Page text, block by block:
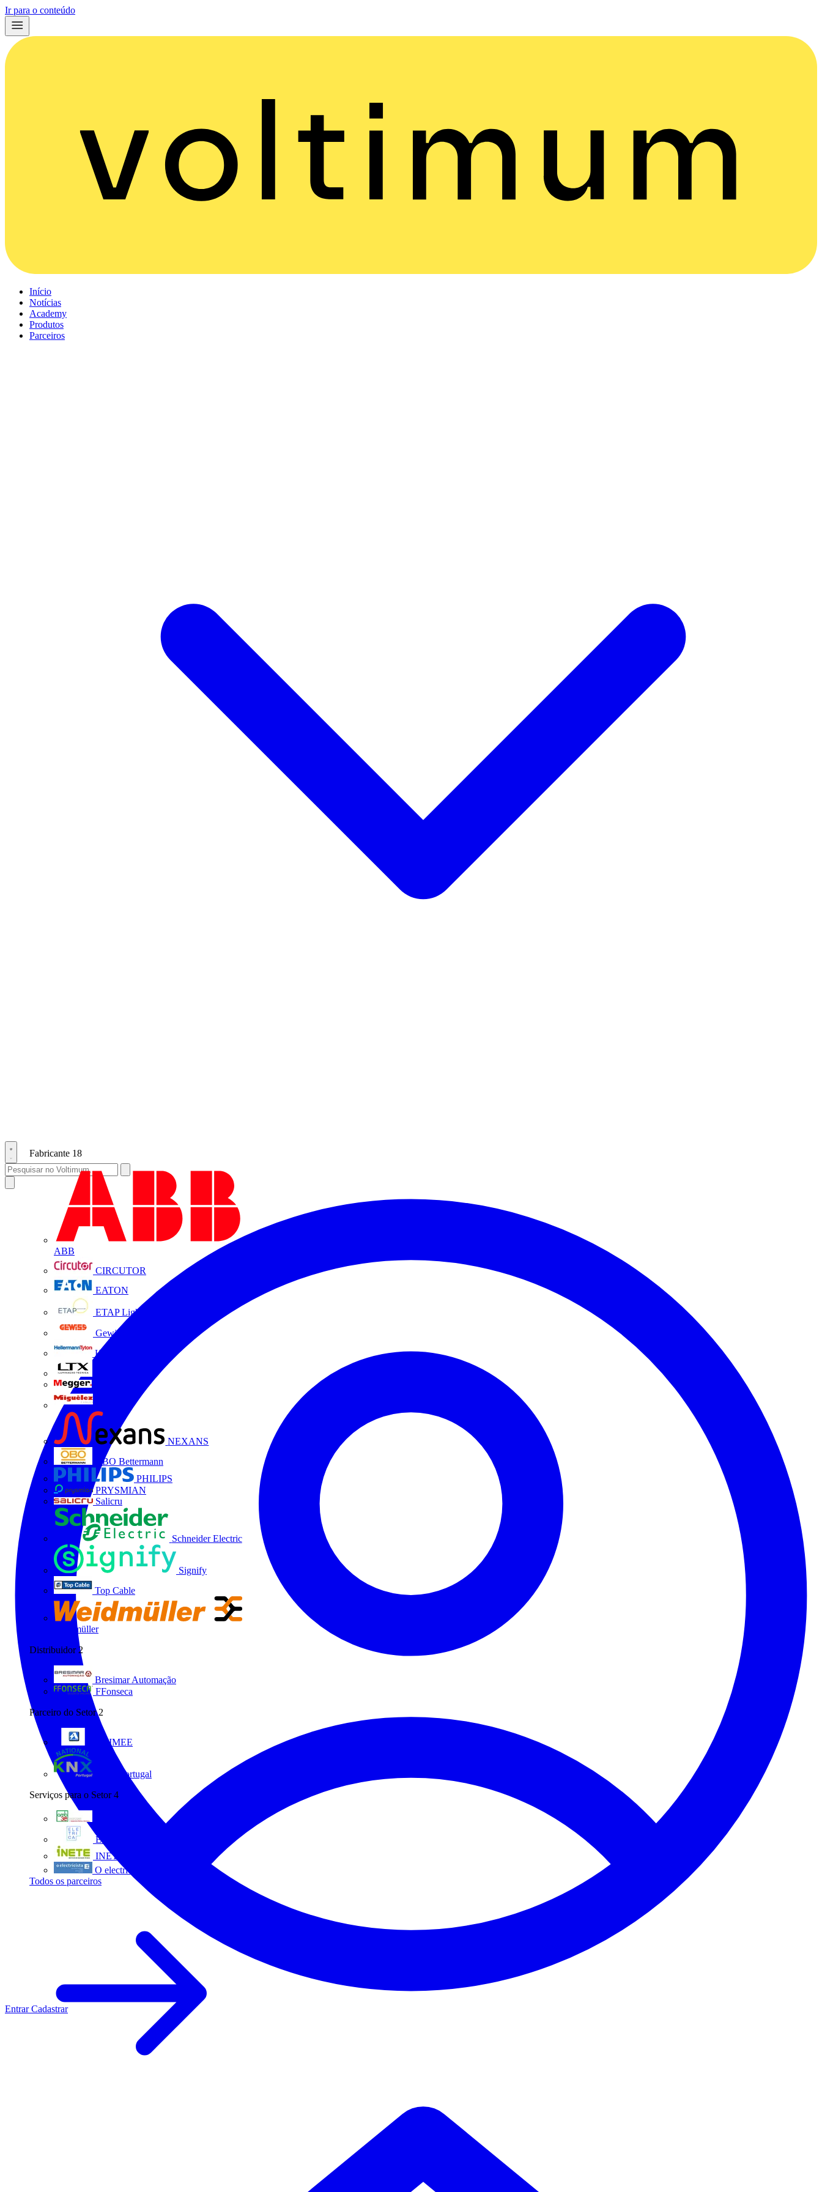
Ir para o conteúdo
Início
Notícias
Academy
Produtos
Parceiros
Fabricante 18
ABB
CIRCUTOR
EATON
ETAP Lighting
Gewiss
HellermannTyton
NEXANS
OBO Bettermann
PHILIPS
PRYSMIAN
Salicru
Schneider Electric
Signify
Top Cable
Weidmüller
Distribuidor 2
Bresimar Automação
FFonseca
Parceiro do Setor 2
ANIMEE
KNX Portugal
Serviços para o Setor 4
Eletrica
INETE
O electricista
Todos os parceiros
EntrarCadastrar